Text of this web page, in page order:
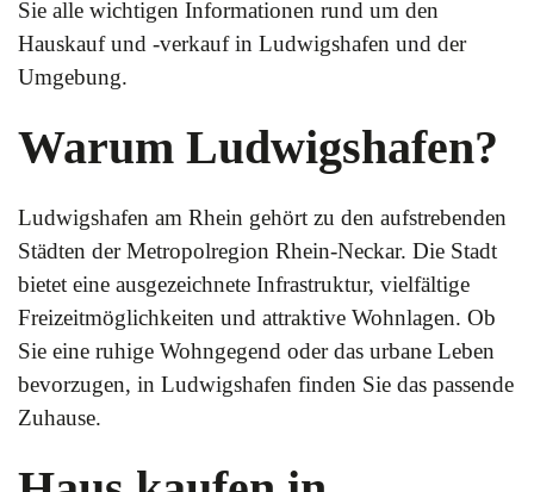
Sie alle wichtigen Informationen rund um den
Hauskauf und -verkauf in Ludwigshafen und der
Umgebung.
Warum Ludwigshafen?
Ludwigshafen am Rhein gehört zu den aufstrebenden
Städten der Metropolregion Rhein-Neckar. Die Stadt
bietet eine ausgezeichnete Infrastruktur, vielfältige
Freizeitmöglichkeiten und attraktive Wohnlagen. Ob
Sie eine ruhige Wohngegend oder das urbane Leben
bevorzugen, in Ludwigshafen finden Sie das passende
Zuhause.